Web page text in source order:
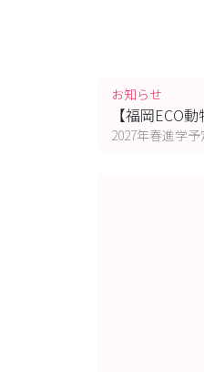
お知らせ
【福岡ECO
2027年春進学